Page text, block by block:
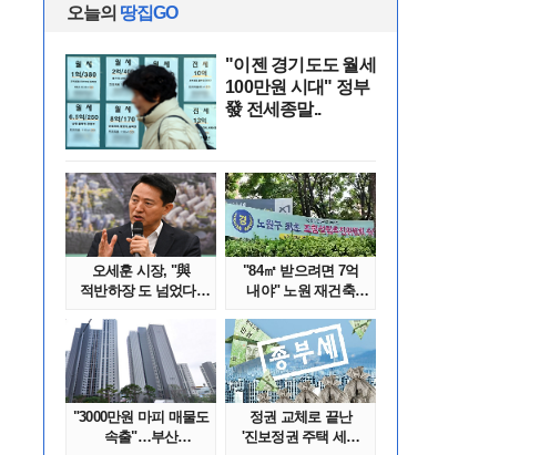
오늘의 땅집GO
"이젠 경기도도 월세
100만원 시대" 정부
發 전세종말..
오세훈 시장, "與
적반하장 도 넘었다"
"84㎡ 받으려면 7억
내야" 노원 재건축
"3000만원 마피 매물도
속출"…부산
정권 교체로 끝난
'진보정권 주택 세금